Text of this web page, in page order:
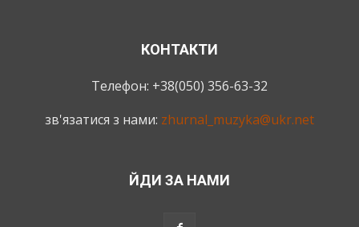
КОНТАКТИ
Телефон: +38(050) 356-63-32
зв'язатися з нами: zhurnal_muzyka@ukr.net
ЙДИ ЗА НАМИ